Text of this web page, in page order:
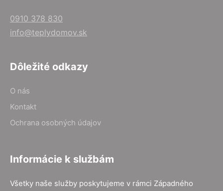
0910 378 830
info@teplydomov.sk
Dôležité odkazy
O nás
Kontakt
Ochrana osobných údajov
Informácie k službám
Všetky naše služby poskytujeme v rámci Západného